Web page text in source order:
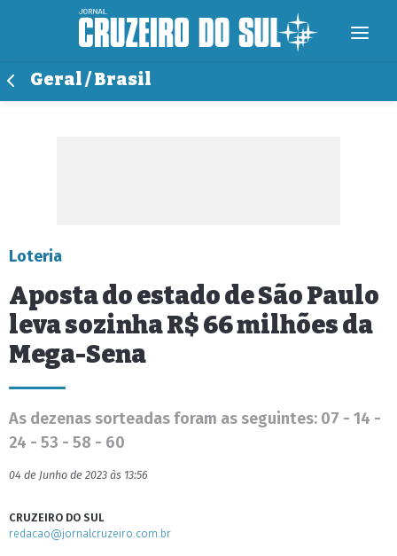
Geral / Brasil
Loteria
Aposta do estado de São Paulo
leva sozinha R$ 66 milhões da
Mega-Sena
As dezenas sorteadas foram as seguintes: 07 - 14 -
24 - 53 - 58 - 60
04 de Junho de 2023 às 13:56
CRUZEIRO DO SUL
redacao@jornalcruzeiro.com.br